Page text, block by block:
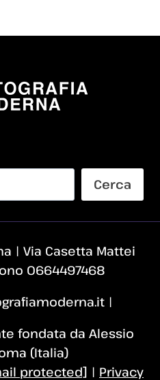
Cerca
| Via Casetta Mattei
0664497468
|
fondata da Alessio
(Italia)
protected] | Privacy